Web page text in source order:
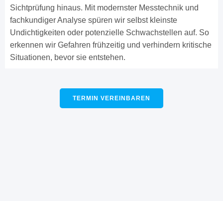
Sichtprüfung hinaus. Mit modernster Messtechnik und
fachkundiger Analyse spüren wir selbst kleinste
Undichtigkeiten oder potenzielle Schwachstellen auf. So
erkennen wir Gefahren frühzeitig und verhindern kritische
Situationen, bevor sie entstehen.
TERMIN VEREINBAREN